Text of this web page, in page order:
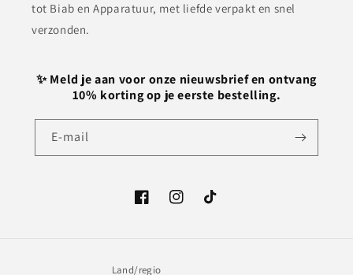
tot Biab en Apparatuur, met liefde verpakt en snel
verzonden.
✨ Meld je aan voor onze nieuwsbrief en ontvang
10% korting op je eerste bestelling.
E‑mail
FacebookInstagramTikTok
Land/regio